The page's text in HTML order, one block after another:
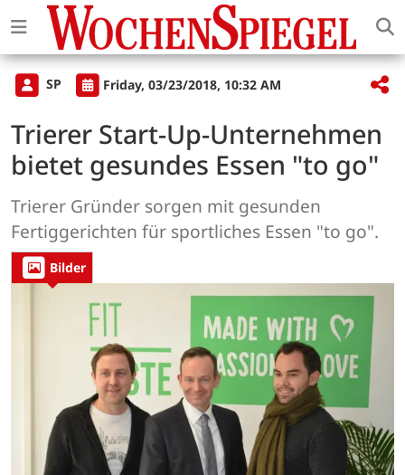
SP Friday, 03/23/2018, 10:32 AM
Trierer Start-Up-Unternehmen
bietet gesundes Essen "to go"
Trierer Gründer sorgen mit gesunden
Fertiggerichten für sportliches Essen "to go".
Bilder